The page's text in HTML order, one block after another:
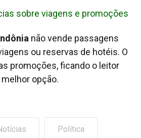
sobre viagens e promoções
não vende passagens
ou reservas de hotéis. O
promoções, ficando o leitor
opção.
Política